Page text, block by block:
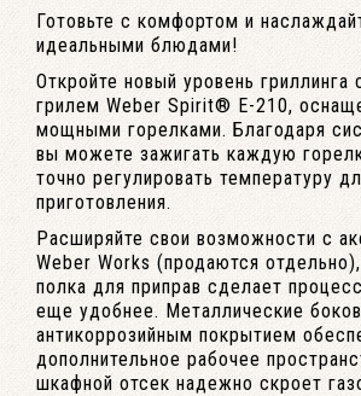
Готовьте с комфортом и
идеальными блюдами!
Откройте новый уровень гриллинга
грилем Weber Spirit® E-210,
мощными горелками. Благодаря
вы можете зажигать каждую
точно регулировать температуру
приготовления.
Расширяйте свои возможности с
Weber Works (продаются
полка для приправ сделает
еще удобнее. Металлические
антикоррозийным покрытием
дополнительное рабочее
шкафной отсек надежно скроет